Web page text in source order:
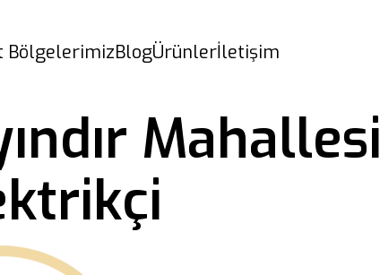
BölgelerimizBlogÜrünlerİletişim
Mahallesi